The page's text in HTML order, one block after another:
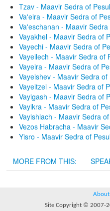
Tzav - Maavir Sedra of
Va'eira - Maavir Sedra of
Va'eschanan - Maavir
Vayakhel - Maavir Sedra of
Vayechi - Maavir Sedra of
Vayeilech - Maavir Sedra of
Vayeira - Maavir Sedra of
Vayeishev - Maavir Sedra
Vayeitzei - Maavir Sedra of
Vayigash - Maavir Sedra of
Vayikra - Maavir Sedra of
Vayishlach - Maavir Sedra
Vezos Habracha - Maavir
Yisro - Maavir Sedra of
MORE FROM THIS:
About
Site Copyright © 2007-